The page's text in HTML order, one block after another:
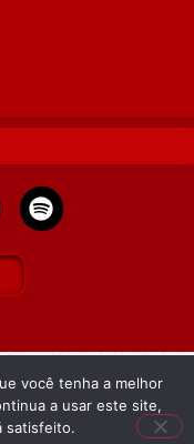
você tenha a melhor
a usar este site,
satisfeito.